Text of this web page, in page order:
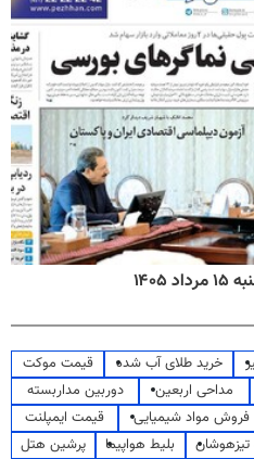
خرید طلای آب شده
قیمت موکت
مداحی اربعین
دوربین مداربسته
فروش مواد شیمیایی
قیمت ایمپلنت
تیزهوشان بلیط هواپیما
پرشین هتل